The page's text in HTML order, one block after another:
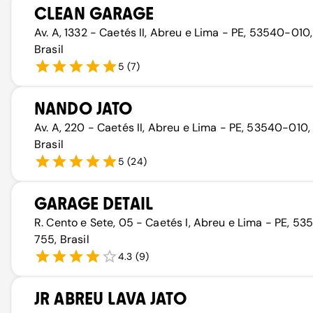
CLEAN GARAGE
Av. A, 1332 - Caetés II, Abreu e Lima - PE, 53540-010,
Brasil
5 (7)
NANDO JATO
Av. A, 220 - Caetés II, Abreu e Lima - PE, 53540-010,
Brasil
5 (24)
GARAGE DETAIL
R. Cento e Sete, 05 - Caetés I, Abreu e Lima - PE,
755, Brasil
4.3 (9)
JR ABREU LAVA JATO